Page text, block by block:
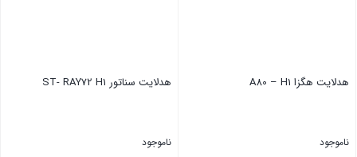
هدلایت هگزا A80 – H1
ناموجود
هدلایت ‏سناتور ST- RAY72 H1
ناموجود